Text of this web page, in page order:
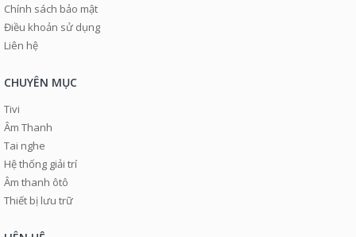
Chính sách bảo mật
Điều khoản sử dụng
Liên hệ
CHUYÊN MỤC
Tivi
Âm Thanh
Tai nghe
Hệ thống giải trí
Âm thanh ôtô
Thiết bị lưu trữ